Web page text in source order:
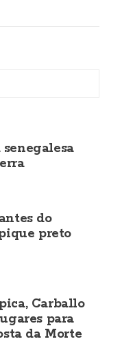
do
preto
Carballo
para
da Morte